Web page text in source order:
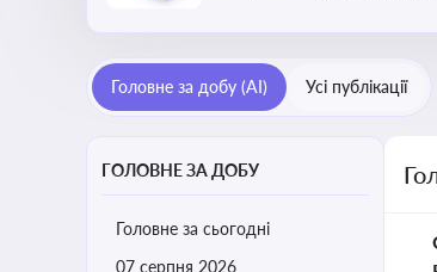
Головне за добу (AI) Усі публікації
ГОЛОВНЕ ЗА ДОБУ
Головне за сьогодні
07 серпня 2026